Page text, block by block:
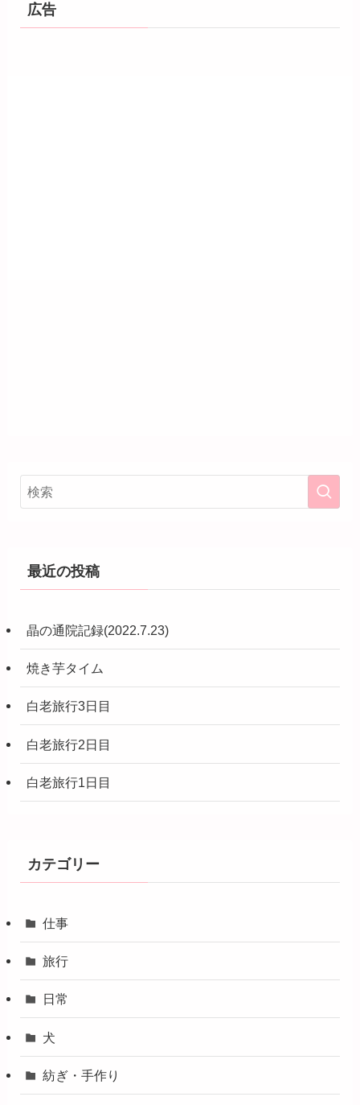
広告
最近の投稿
晶の通院記録(2022.7.23)
焼き芋タイム
白老旅行3日目
白老旅行2日目
白老旅行1日目
カテゴリー
仕事
旅行
日常
犬
紡ぎ・手作り